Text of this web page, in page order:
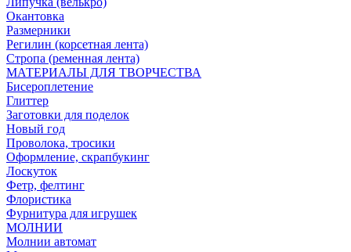
Окантовка
Размерники
Регилин (корсетная лента)
Стропа (ременная лента)
МАТЕРИАЛЫ ДЛЯ ТВОРЧЕСТВА
Бисероплетение
Глиттер
Заготовки для поделок
Новый год
Проволока, тросики
Оформление, скрапбукинг
Лоскуток
Фетр, фелтинг
Флористика
Фурнитура для игрушек
МОЛНИИ
Молнии автомат